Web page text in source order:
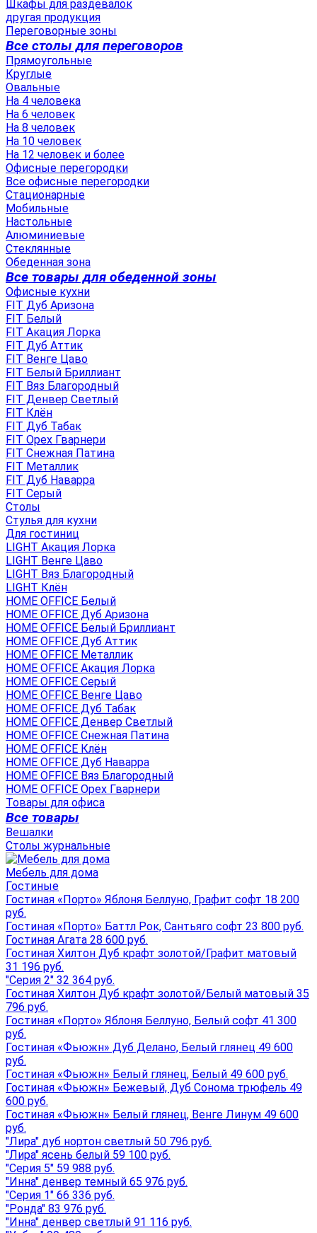
Шкафы для раздевалок
другая продукция
Переговорные зоны
Все столы для переговоров
Прямоугольные
Круглые
Овальные
На 4 человека
На 6 человек
На 8 человек
На 10 человек
На 12 человек и более
Офисные перегородки
Все офисные перегородки
Стационарные
Мобильные
Настольные
Алюминиевые
Стеклянные
Обеденная зона
Все товары для обеденной зоны
Офисные кухни
FIT Дуб Аризона
FIT Белый
FIT Акация Лорка
FIT Дуб Аттик
FIT Венге Цаво
FIT Белый Бриллиант
FIT Вяз Благородный
FIT Денвер Светлый
FIT Клён
FIT Дуб Табак
FIT Орех Гварнери
FIT Снежная Патина
FIT Металлик
FIT Дуб Наварра
FIT Серый
Столы
Стулья для кухни
Для гостиниц
LIGHT Акация Лорка
LIGHT Венге Цаво
LIGHT Вяз Благородный
LIGHT Клён
HOME OFFICE Белый
HOME OFFICE Дуб Аризона
HOME OFFICE Белый Бриллиант
HOME OFFICE Дуб Аттик
HOME OFFICE Металлик
HOME OFFICE Акация Лорка
HOME OFFICE Серый
HOME OFFICE Венге Цаво
HOME OFFICE Дуб Табак
HOME OFFICE Денвер Светлый
HOME OFFICE Снежная Патина
HOME OFFICE Клён
HOME OFFICE Дуб Наварра
HOME OFFICE Вяз Благородный
HOME OFFICE Орех Гварнери
Товары для офиса
Все товары
Вешалки
Столы журнальные
Мебель для дома
Гостиные
Гостиная «Порто» Яблоня Беллуно, Графит софт 18 200
руб.
Гостиная «Порто» Баттл Рок, Сантьяго софт 23 800 руб.
Гостиная Агата 28 600 руб.
Гостиная Хилтон Дуб крафт золотой/Графит матовый
31 196 руб.
"Серия 2" 32 364 руб.
Гостиная Хилтон Дуб крафт золотой/Белый матовый 35
796 руб.
Гостиная «Порто» Яблоня Беллуно, Белый софт 41 300
руб.
Гостиная «Фьюжн» Дуб Делано, Белый глянец 49 600
руб.
Гостиная «Фьюжн» Белый глянец, Белый 49 600 руб.
Гостиная «Фьюжн» Бежевый, Дуб Сонома трюфель 49
600 руб.
Гостиная «Фьюжн» Белый глянец, Венге Линум 49 600
руб.
"Лира" дуб нортон светлый 50 796 руб.
"Лира" ясень белый 59 100 руб.
"Серия 5" 59 988 руб.
"Инна" денвер темный 65 976 руб.
"Серия 1" 66 336 руб.
"Ронда" 83 976 руб.
"Инна" денвер светлый 91 116 руб.